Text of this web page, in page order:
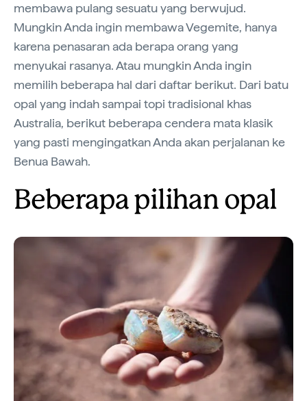
membawa pulang sesuatu yang berwujud.
Mungkin Anda ingin membawa Vegemite, hanya
karena penasaran ada berapa orang yang
menyukai rasanya. Atau mungkin Anda ingin
memilih beberapa hal dari daftar berikut. Dari batu
opal yang indah sampai topi tradisional khas
Australia, berikut beberapa cendera mata klasik
yang pasti mengingatkan Anda akan perjalanan ke
Benua Bawah.
Beberapa pilihan opal